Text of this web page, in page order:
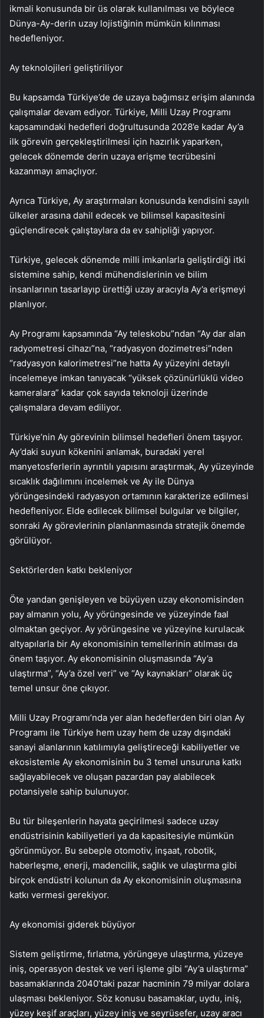
ikmali konusunda bir üs olarak kullanılması ve böylece
Dünya-Ay-derin uzay lojistiğinin mümkün kılınması
hedefleniyor.
Ay teknolojileri geliştiriliyor
Bu kapsamda Türkiye’de de uzaya bağımsız erişim alanında
çalışmalar devam ediyor. Türkiye, Milli Uzay Programı
kapsamındaki hedefleri doğrultusunda 2028’e kadar Ay’a
ilk görevin gerçekleştirilmesi için hazırlık yaparken,
gelecek dönemde derin uzaya erişme tecrübesini
kazanmayı amaçlıyor.
Ayrıca Türkiye, Ay araştırmaları konusunda kendisini sayılı
ülkeler arasına dahil edecek ve bilimsel kapasitesini
güçlendirecek çalıştaylara da ev sahipliği yapıyor.
Türkiye, gelecek dönemde milli imkanlarla geliştirdiği itki
sistemine sahip, kendi mühendislerinin ve bilim
insanlarının tasarlayıp ürettiği uzay aracıyla Ay’a erişmeyi
planlıyor.
Ay Programı kapsamında “Ay teleskobu”ndan “Ay dar alan
radyometresi cihazı”na, “radyasyon dozimetresi”nden
“radyasyon kalorimetresi”ne hatta Ay yüzeyini detaylı
incelemeye imkan tanıyacak “yüksek çözünürlüklü video
kameralara” kadar çok sayıda teknoloji üzerinde
çalışmalara devam ediliyor.
Türkiye’nin Ay görevinin bilimsel hedefleri önem taşıyor.
Ay’daki suyun kökenini anlamak, buradaki yerel
manyetosferlerin ayrıntılı yapısını araştırmak, Ay yüzeyinde
sıcaklık dağılımını incelemek ve Ay ile Dünya
yörüngesindeki radyasyon ortamının karakterize edilmesi
hedefleniyor. Elde edilecek bilimsel bulgular ve bilgiler,
sonraki Ay görevlerinin planlanmasında stratejik önemde
görülüyor.
Sektörlerden katkı bekleniyor
Öte yandan genişleyen ve büyüyen uzay ekonomisinden
pay almanın yolu, Ay yörüngesinde ve yüzeyinde faal
olmaktan geçiyor. Ay yörüngesine ve yüzeyine kurulacak
altyapılarla bir Ay ekonomisinin temellerinin atılması da
önem taşıyor. Ay ekonomisinin oluşmasında “Ay’a
ulaştırma”, “Ay’a özel veri” ve “Ay kaynakları” olarak üç
temel unsur öne çıkıyor.
Milli Uzay Programı’nda yer alan hedeflerden biri olan Ay
Programı ile Türkiye hem uzay hem de uzay dışındaki
sanayi alanlarının katılımıyla geliştireceği kabiliyetler ve
ekosistemle Ay ekonomisinin bu 3 temel unsuruna katkı
sağlayabilecek ve oluşan pazardan pay alabilecek
potansiyele sahip bulunuyor.
Bu tür bileşenlerin hayata geçirilmesi sadece uzay
endüstrisinin kabiliyetleri ya da kapasitesiyle mümkün
görünmüyor. Bu sebeple otomotiv, inşaat, robotik,
haberleşme, enerji, madencilik, sağlık ve ulaştırma gibi
birçok endüstri kolunun da Ay ekonomisinin oluşmasına
katkı vermesi gerekiyor.
Ay ekonomisi giderek büyüyor
Sistem geliştirme, fırlatma, yörüngeye ulaştırma, yüzeye
iniş, operasyon destek ve veri işleme gibi “Ay’a ulaştırma”
basamaklarında 2040’taki pazar hacminin 79 milyar dolara
ulaşması bekleniyor. Söz konusu basamaklar, uydu, iniş,
yüzey keşif araçları, yüzey iniş ve seyrüsefer, uzay aracı